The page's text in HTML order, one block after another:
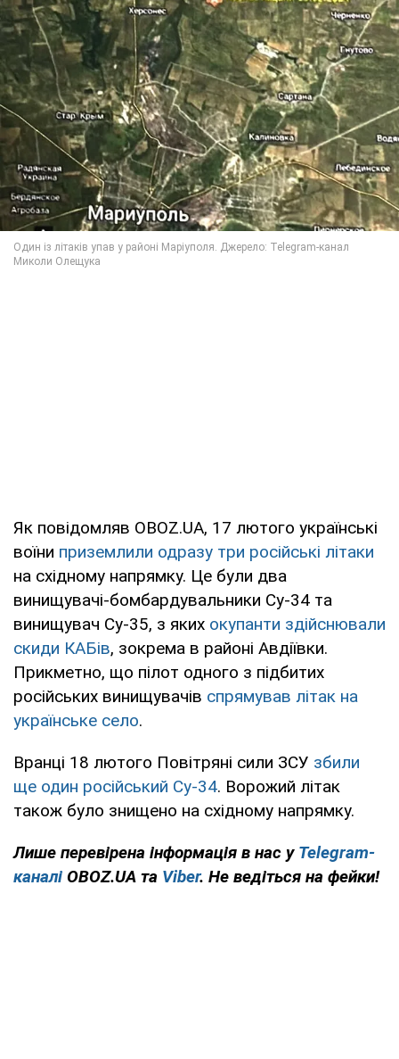
Як повідомляв OBOZ.UA, 17 лютого українські
воїни приземлили одразу три російські літаки
на східному напрямку. Це були два
винищувачі-бомбардувальники Су-34 та
винищувач Су-35, з яких окупанти здійснювали
скиди КАБів, зокрема в районі Авдіївки.
Прикметно, що пілот одного з підбитих
російських винищувачів спрямував літак на
українське село.
Вранці 18 лютого Повітряні сили ЗСУ збили
ще один російський Су-34. Ворожий літак
також було знищено на східному напрямку.
Лише перевірена інформація в нас у Telegram-
каналі OBOZ.UA та Viber. Не ведіться на фейки!